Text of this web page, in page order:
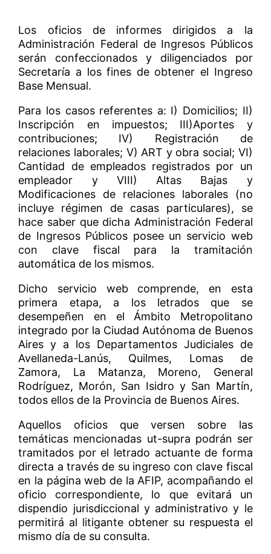
Los oficios de informes dirigidos a la
Administración Federal de Ingresos Públicos
serán confeccionados y diligenciados por
Secretaría a los fines de obtener el Ingreso
Base Mensual.
Para los casos referentes a: I) Domicilios; II)
Inscripción en impuestos; III)Aportes y
contribuciones; IV) Registración de
relaciones laborales; V) ART y obra social; VI)
Cantidad de empleados registrados por un
empleador y VIII) Altas Bajas y
Modificaciones de relaciones laborales (no
incluye régimen de casas particulares), se
hace saber que dicha Administración Federal
de Ingresos Públicos posee un servicio web
con clave fiscal para la tramitación
automática de los mismos.
Dicho servicio web comprende, en esta
primera etapa, a los letrados que se
desempeñen en el Ámbito Metropolitano
integrado por la Ciudad Autónoma de Buenos
Aires y a los Departamentos Judiciales de
Avellaneda-Lanús, Quilmes, Lomas de
Zamora, La Matanza, Moreno, General
Rodríguez, Morón, San Isidro y San Martín,
todos ellos de la Provincia de Buenos Aires.
Aquellos oficios que versen sobre las
temáticas mencionadas ut-supra podrán ser
tramitados por el letrado actuante de forma
directa a través de su ingreso con clave fiscal
en la página web de la AFIP, acompañando el
oficio correspondiente, lo que evitará un
dispendio jurisdiccional y administrativo y le
permitirá al litigante obtener su respuesta el
mismo día de su consulta.